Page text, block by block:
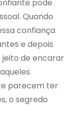
pode
Quando
confiança
e depois
de encarar
parecem ter
o segredo